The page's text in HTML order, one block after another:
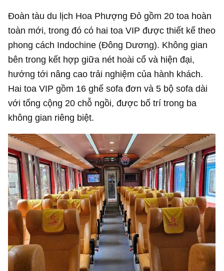
Đoàn tàu du lịch Hoa Phượng Đỏ gồm 20 toa hoàn
toàn mới, trong đó có hai toa VIP được thiết kế theo
phong cách Indochine (Đông Dương). Không gian
bên trong kết hợp giữa nét hoài cổ và hiện đại,
hướng tới nâng cao trải nghiệm của hành khách.
Hai toa VIP gồm 16 ghế sofa đơn và 5 bộ sofa dài
với tổng cộng 20 chỗ ngồi, được bố trí trong ba
không gian riêng biệt.